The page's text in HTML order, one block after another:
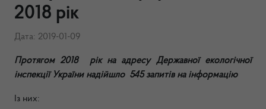
2018 рік
Дата: 2019-01-09
Протягом 2018 рік на адресу Державної екологічної
інспекції України надійшло 545 запитів на інформацію
Із них: